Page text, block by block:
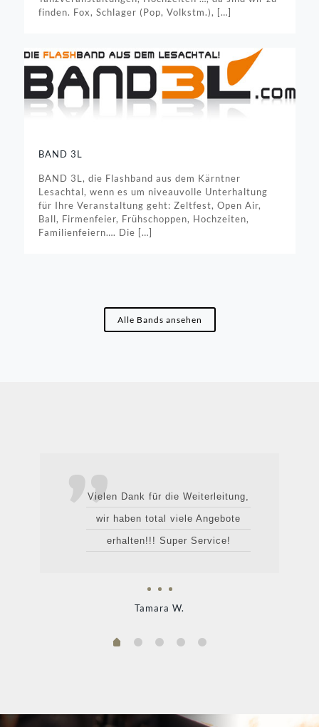
finden. Fox, Schlager (Pop, Volkstm.), […]
BAND 3L
BAND 3L, die Flashband aus dem Kärntner
Lesachtal, wenn es um niveauvolle Unterhaltung
für Ihre Veranstaltung geht: Zeltfest, Open Air,
Ball, Firmenfeier, Frühschoppen, Hochzeiten,
Familienfeiern…. Die […]
Alle Bands ansehen
Vielen Dank für die Weiterleitung,
wir haben total viele Angebote
erhalten!!! Super Service!
Tamara W.